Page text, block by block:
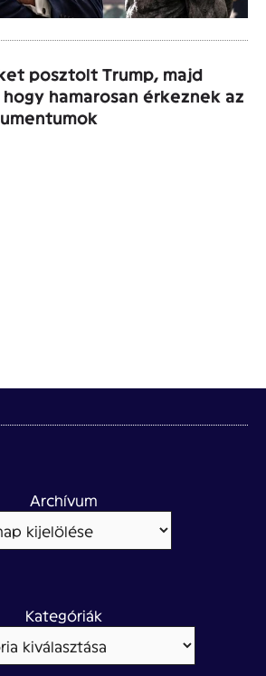
posztolt Trump, majd
hamarosan érkeznek az
Archívum
Kategóriák